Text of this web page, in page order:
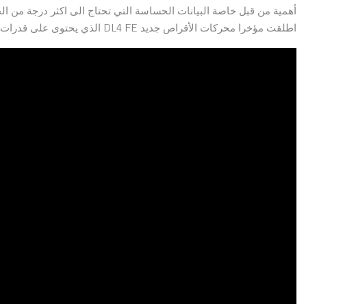
اطلقت مؤخرا محركات الأقراص جديد DL4 FE الذي يحتوى على قدرات تشفير عالية كما انه يتوفر بسعات مختلفة.